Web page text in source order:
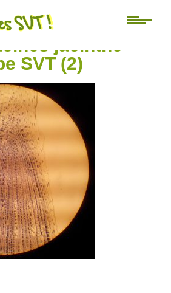
cellulaire
jacinthe
SVT (2)